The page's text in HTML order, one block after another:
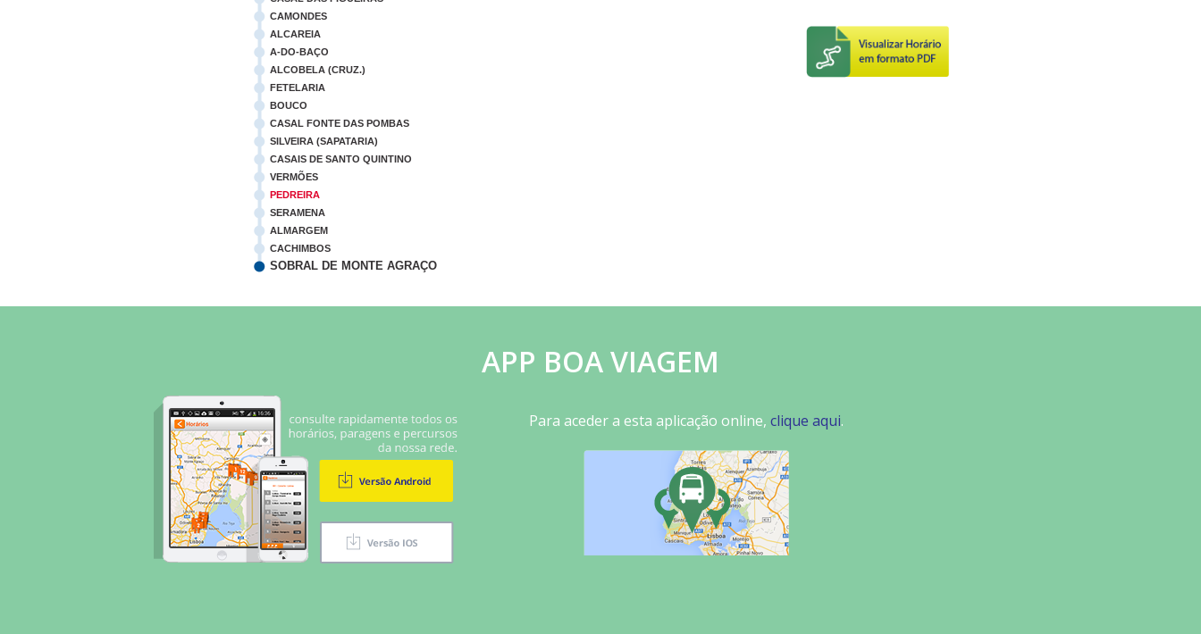
CAMONDES
ALCAREIA
A-DO-BAÇO
ALCOBELA (CRUZ.)
FETELARIA
BOUCO
CASAL FONTE DAS POMBAS
SILVEIRA (SAPATARIA)
CASAIS DE SANTO QUINTINO
VERMÕES
PEDREIRA
SERAMENA
ALMARGEM
CACHIMBOS
SOBRAL DE MONTE AGRAÇO
APP BOA VIAGEM
Para aceder a esta aplicação online, clique aqui.